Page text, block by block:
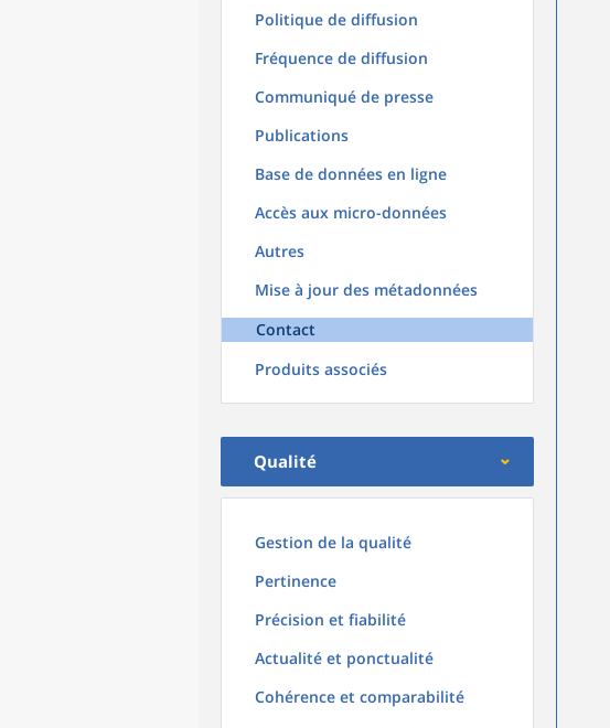
Politique de diffusion
Fréquence de diffusion
Communiqué de presse
Publications
Base de données en ligne
Accès aux micro-données
Autres
Mise à jour des métadonnées
Contact
Produits associés
Qualité
Gestion de la qualité
Pertinence
Précision et fiabilité
Actualité et ponctualité
Cohérence et comparabilité